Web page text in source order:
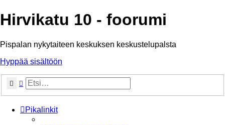
Hirvikatu 10 - foorumi
Pispalan nykytaiteen keskuksen keskustelupalsta
Hyppää sisältöön
Etsi Tarkennettu haku
Pikalinkit